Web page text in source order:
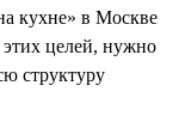
кухне» в Москве
целей, нужно
структуру